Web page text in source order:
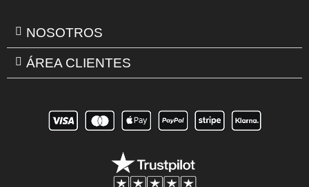
NOSOTROS
ÁREA CLIENTES